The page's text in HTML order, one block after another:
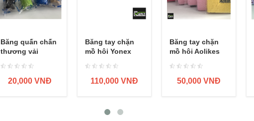
Băng quấn chấn
thương vải
20,000 VNĐ
Băng tay chặn
mồ hôi Yonex
110,000 VNĐ
Băng tay chặn
mồ hôi Aolikes
50,000 VNĐ